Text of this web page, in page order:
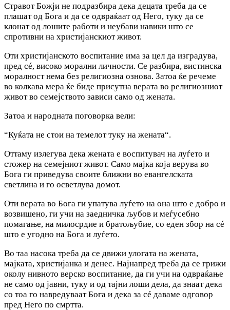
Стравот Божји не подразбира дека децата треба да се
плашат од Бога и да се одвраќаат од Него, туку да се
клонат од лошите работи и неубави навики што се
спротивни на христијанскиот живот.
Оти христијанското воспитание има за цел да изградува,
пред сé, високо морални личности. Се разбира, вистинска
моралност нема без религиозна ознова. Затоа ќе речеме
во колкава мера ќе биде присутна верата во религиозниот
живот во семејството зависи само од жената.
Затоа и народната поговорка вели:
“Куќата не стои на темелот туку на жената“.
Оттаму излегува дека жената е воспитувач на луѓето и
стожер на семејниот живот. Само мајка која верува во
Бога ги приведува своите ближни во евангелската
светлина и го осветлува домот.
Оти верата во Бога ги упатува луѓето на она што е добро и
возвишено, ги учи на заедничка љубов и меѓусебно
помагање, на милосрдие и братољубие, со еден збор на сé
што е угодно на Бога и луѓето.
Во таа насока треба да се движи улогата на жената,
мајката, христијанка и денес. Најнапред треба да се грижи
околу нивното верско воспитание, да ги учи на одвраќање
не само од јавни, туку и од тајни лоши дела, да знаат дека
со тоа го навредуваат Бога и дека за сé даваме одговор
пред Него по смртта.